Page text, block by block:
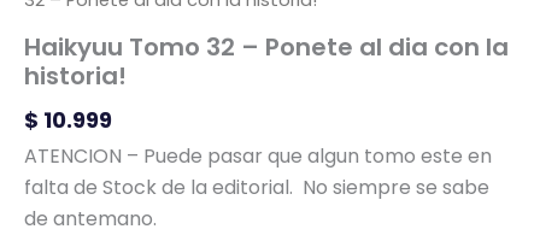
Haikyuu Tomo 32 – Ponete al dia con la
historia!
$ 10.999
ATENCION – Puede pasar que algun tomo este en
falta de Stock de la editorial. No siempre se sabe
de antemano.